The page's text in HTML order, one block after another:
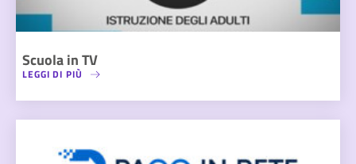
Scuola in TV
LEGGI DI PIÙ